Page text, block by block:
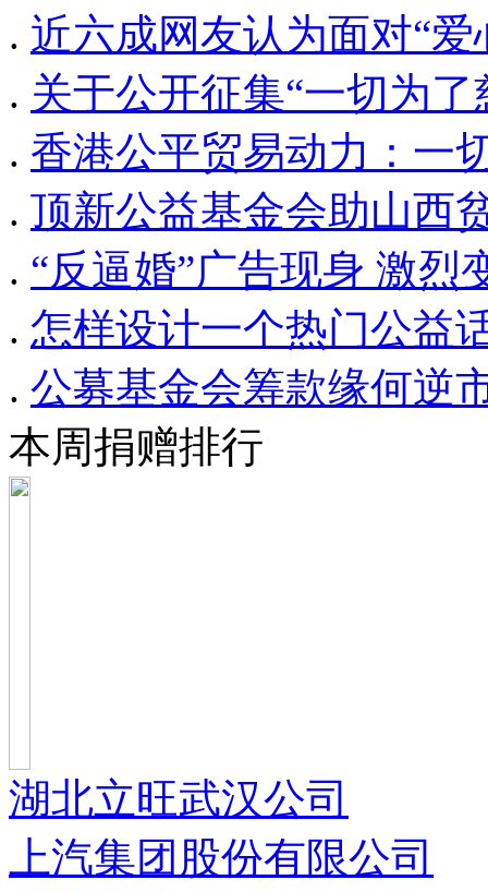
. 近六成网友认为面对“
. 关于公开征集“一切为
. 香港公平贸易动力：一
. 顶新公益基金会助山西
. “反逼婚”广告现身 激烈
. 怎样设计一个热门公益
. 公募基金会筹款缘何逆
本周捐赠排行
湖北立旺武汉公司
上汽集团股份有限公司